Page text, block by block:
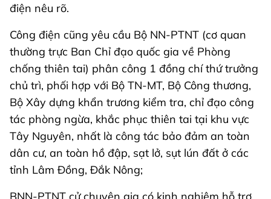
điện nêu rõ.
Công điện cũng yêu cầu Bộ NN-PTNT (cơ quan
thường trực Ban Chỉ đạo quốc gia về Phòng
chống thiên tai) phân công 1 đồng chí thứ trưởng
chủ trì, phối hợp với Bộ TN-MT, Bộ Công thương,
Bộ Xây dựng khẩn trương kiểm tra, chỉ đạo công
tác phòng ngừa, khắc phục thiên tai tại khu vực
Tây Nguyên, nhất là công tác bảo đảm an toàn
dân cư, an toàn hồ đập, sạt lở, sụt lún đất ở các
tỉnh Lâm Đồng, Đắk Nông;
BNN-PTNT cử chuyên gia có kinh nghiệm hỗ trợ